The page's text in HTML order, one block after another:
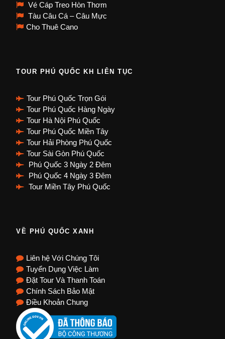
Vé Cáp Treo Hòn Thơm
Tàu Câu Cá – Câu Mực
Cho Thuê Cano
TOUR PHÚ QUỐC KH LIÊN TỤC
Tour Phú Quốc Trọn Gói
Tour Phú Quốc Hàng Ngày
Tour Hà Nội Phú Quốc
Tour Phú Quốc Miền Tây
Tour Hải Phòng Phú Quốc
Tour Sài Gòn Phú Quốc
Phú Quốc 3 Ngày 2 Đêm
Phú Quốc 4 Ngày 3 Đêm
Tour Miền Tây Phú Quốc
VỀ PHÚ QUỐC XANH
Liên hệ Với Chúng Tôi
Tuyển Dụng Việc Làm
Đặt Tour Và Thanh Toán
Chính Sách Bảo Mật
Điều Khoản Chung